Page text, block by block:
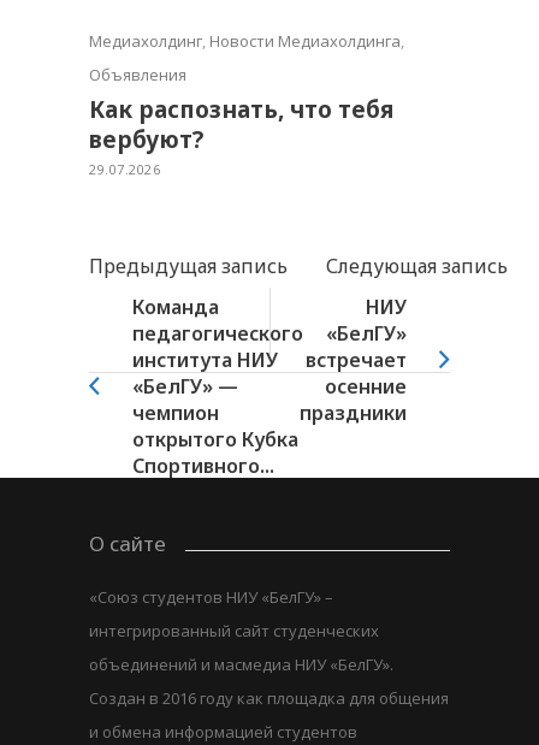
Медиахолдинг, Новости Медиахолдинга,
Объявления
Как распознать, что тебя
вербуют?
29.07.2026
Предыдущая запись
Следующая запись
Команда
педагогического
института НИУ
«БелГУ» —
чемпион
открытого Кубка
Спортивного...
НИУ
«БелГУ»
встречает
осенние
праздники
О сайте
«Союз студентов НИУ «БелГУ» –
интегрированный сайт студенческих
объединений и масмедиа НИУ «БелГУ».
Создан в 2016 году как площадка для общения
и обмена информацией студентов